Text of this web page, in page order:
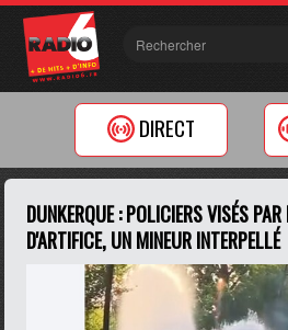
DIRECT
DUNKERQUE : POLICIERS VISÉS
D'ARTIFICE, UN MINEUR INTERPELLÉ